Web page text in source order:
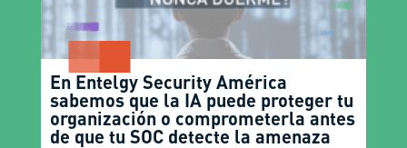
En Entelgy Security América
sabemos que la IA puede proteger tu
organización o comprometerla antes
de que tu SOC detecte la amenaza